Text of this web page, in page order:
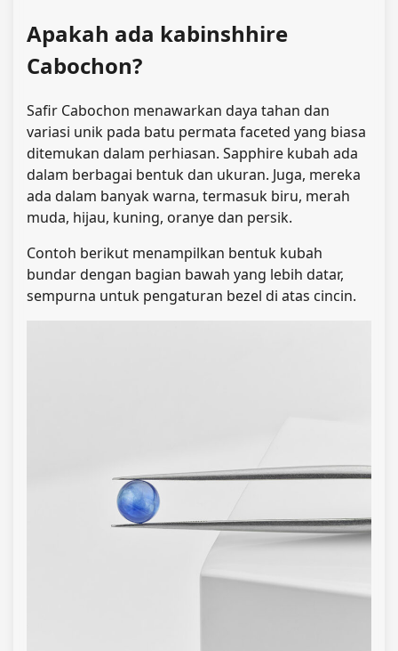
Apakah ada kabinshhire
Cabochon?
Safir Cabochon menawarkan daya tahan dan
variasi unik pada batu permata faceted yang biasa
ditemukan dalam perhiasan. Sapphire kubah ada
dalam berbagai bentuk dan ukuran. Juga, mereka
ada dalam banyak warna, termasuk biru, merah
muda, hijau, kuning, oranye dan persik.
Contoh berikut menampilkan bentuk kubah
bundar dengan bagian bawah yang lebih datar,
sempurna untuk pengaturan bezel di atas cincin.